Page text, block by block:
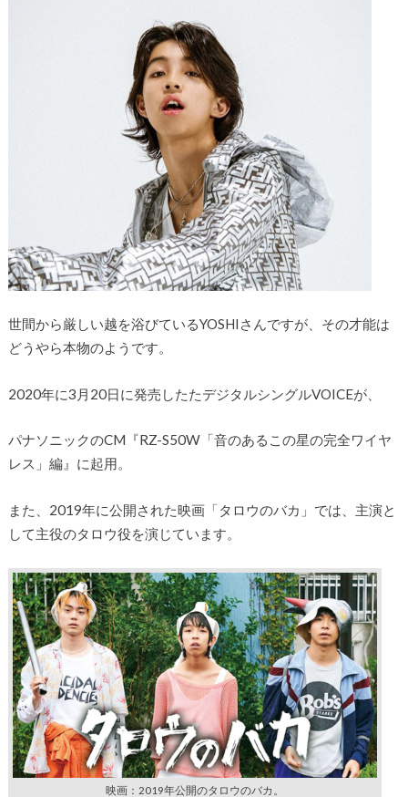
世間から厳しい越を浴びているYOSHIさんですが、その才能は
どうやら本物のようです。
2020年に3月20日に発売したたデジタルシングルVOICEが、
パナソニックのCM『RZ-S50W「音のあるこの星の完全ワイヤ
レス」編』に起用。
また、2019年に公開された映画「タロウのバカ」では、主演と
して主役のタロウ役を演じています。
映画：2019年公開のタロウのバカ。